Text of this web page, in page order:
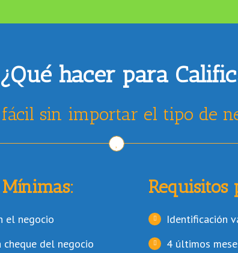
¿Qué hacer para
fácil sin importar el tipo de
el negocio
cheque del negocio
Requisitos
Identificación
4 últimos